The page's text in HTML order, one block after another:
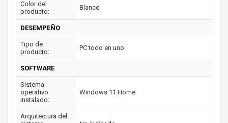
Color del
producto:
Blanco
DESEMPEÑO
Tipo de
producto:
PC todo en uno
SOFTWARE
Sistema
operativo
instalado:
Windows 11 Home
Arquitectura del